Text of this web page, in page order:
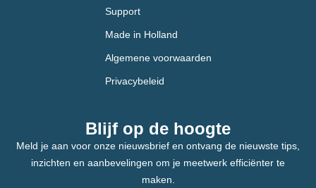
Support
Made in Holland
Algemene voorwaarden
Privacybeleid
Blijf op de hoogte
Meld je aan voor onze nieuwsbrief en ontvang de nieuwste tips,
inzichten en aanbevelingen om je meetwerk efficiënter te
maken.